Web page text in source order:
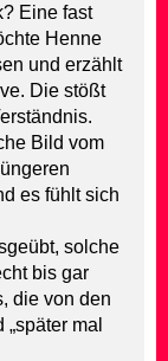
Eine fast
Henne
und erzählt
Die stößt
Bild vom
es fühlt sich
solche
bis gar
die von den
mal